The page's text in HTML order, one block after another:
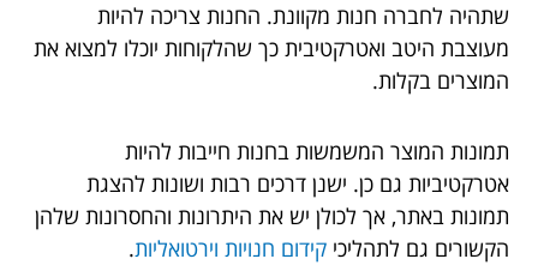
שתהיה לחברה חנות מקוונת. החנות צריכה להיות
מעוצבת היטב ואטרקטיבית כך שהלקוחות יוכלו למצוא את
המוצרים בקלות.
תמונות המוצר המשמשות בחנות חייבות להיות
אטרקטיביות גם כן. ישנן דרכים רבות ושונות להצגת
תמונות באתר, אך לכולן יש את היתרונות והחסרונות שלהן
הקשורים גם לתהליכי קידום חנויות וירטואליות.